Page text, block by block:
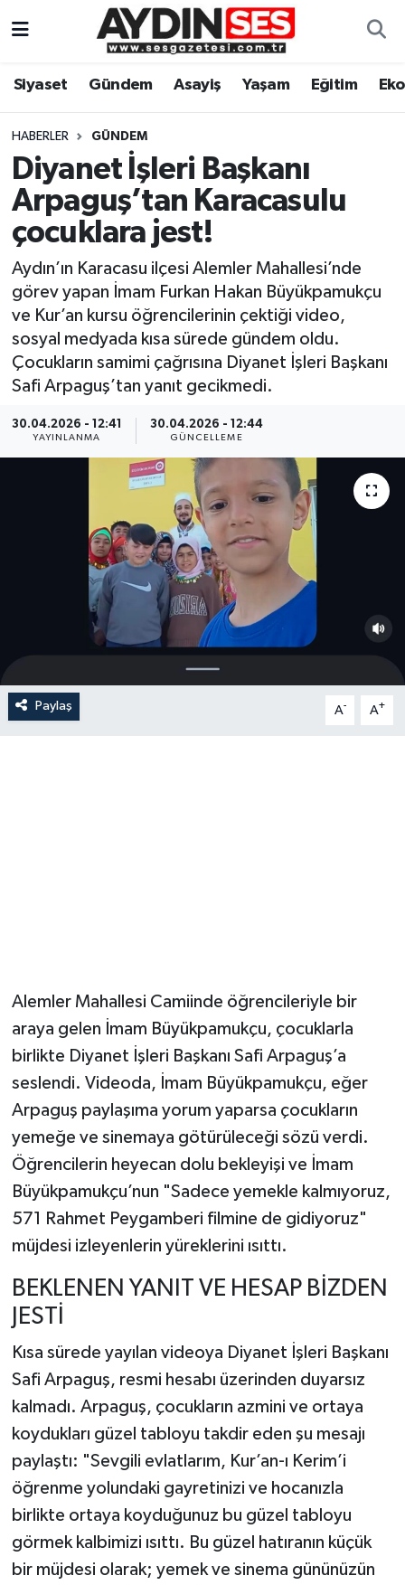
Siyaset Gündem Asayiş Yaşam Eğitim
HABERLER GÜNDEM
Diyanet İşleri Başkanı
Arpaguş’tan Karacasulu
çocuklara jest!
Aydın’ın Karacasu ilçesi Alemler Mahallesi’nde
görev yapan İmam Furkan Hakan Büyükpamukçu
ve Kur’an kursu öğrencilerinin çektiği video,
sosyal medyada kısa sürede gündem oldu.
Çocukların samimi çağrısına Diyanet İşleri Başkanı
Safi Arpaguş’tan yanıt gecikmedi.
30.04.2026 - 12:41
YAYINLANMA
30.04.2026 - 12:44
GÜNCELLEME
Paylaş A- A+
Alemler Mahallesi Camiinde öğrencileriyle bir
araya gelen İmam Büyükpamukçu, çocuklarla
birlikte Diyanet İşleri Başkanı Safi Arpaguş’a
seslendi. Videoda, İmam Büyükpamukçu, eğer
Arpaguş paylaşıma yorum yaparsa çocukların
yemeğe ve sinemaya götürüleceği sözü verdi.
Öğrencilerin heyecan dolu bekleyişi ve İmam
Büyükpamukçu’nun "Sadece yemekle kalmıyoruz,
571 Rahmet Peygamberi filmine de gidiyoruz"
müjdesi izleyenlerin yüreklerini ısıttı.
BEKLENEN YANIT VE HESAP BİZDEN
JESTİ
​Kısa sürede yayılan videoya Diyanet İşleri Başkanı
Safi Arpaguş, resmi hesabı üzerinden duyarsız
kalmadı. Arpaguş, çocukların azmini ve ortaya
koydukları güzel tabloyu takdir eden şu mesajı
paylaştı: ​"Sevgili evlatlarım, Kur’an-ı Kerim’i
öğrenme yolundaki gayretinizi ve hocanızla
birlikte ortaya koyduğunuz bu güzel tabloyu
görmek kalbimizi ısıttı. Bu güzel hatıranın küçük
bir müjdesi olarak; yemek ve sinema gününüzün
Gündem
Siyaset
Ekonomi
Eğitim
Kültür Sanat
Spor
Aydın Hava Durumu
Aydin Namaz Vakitleri
Aydın Trafik Yoğunluk Haritası
Süper Lig Puan Durumu ve Fikstür
Tüm Manşetler
Son Dakika Haberleri
Haber Arşivi